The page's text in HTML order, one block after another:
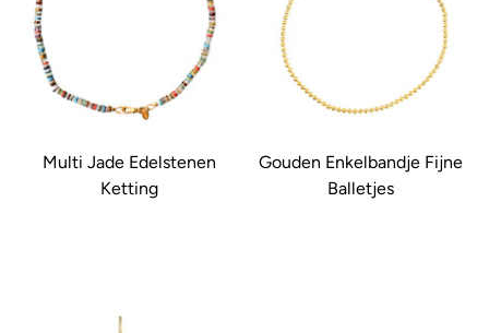
Multi Jade Edelstenen
Ketting
Gouden Enkelbandje Fijne
Balletjes